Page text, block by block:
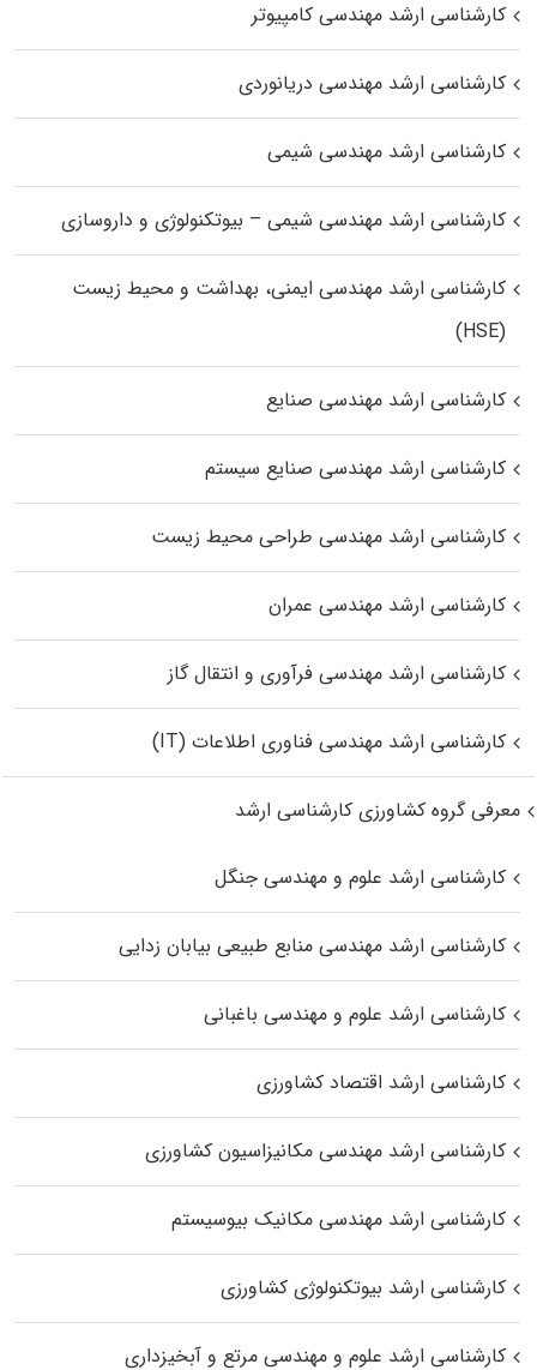
کارشناسی ارشد مهندسی کامپیوتر
کارشناسی ارشد مهندسی دریانوردی
کارشناسی ارشد مهندسی شیمی
کارشناسی ارشد مهندسی شیمی – بیوتکنولوژی و داروسازی
کارشناسی ارشد مهندسی ایمنی، بهداشت و محیط زیست
(HSE)
کارشناسی ارشد مهندسی صنایع
کارشناسی ارشد مهندسی صنایع سیستم
کارشناسی ارشد مهندسی طراحی محیط زیست
کارشناسی ارشد مهندسی عمران
کارشناسی ارشد مهندسی فرآوری و انتقال گاز
کارشناسی ارشد مهندسی فناوری اطلاعات (IT)
معرفی گروه کشاورزی کارشناسی ارشد
کارشناسی ارشد علوم و مهندسی جنگل
کارشناسی ارشد مهندسی منابع طبیعی بیابان زدایی
کارشناسی ارشد علوم و مهندسی باغبانی
کارشناسی ارشد اقتصاد کشاورزی
کارشناسی ارشد مهندسی مکانیزاسیون کشاورزی
کارشناسی ارشد مهندسی مکانیک بیوسیستم
کارشناسی ارشد بیوتکنولوژی کشاورزی
کارشناسی ارشد علوم و مهندسی مرتع و آبخیزداری